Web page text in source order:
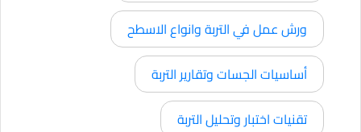
ورش عمل في التربة وانواع الاسطح
أساسيات الجسات وتقارير التربة
تقنيات اختبار وتحليل التربة